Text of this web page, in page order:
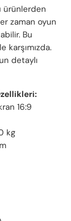
ürünlerden
zaman oyun
Bu
karşımızda.
detaylı
16:9
kg